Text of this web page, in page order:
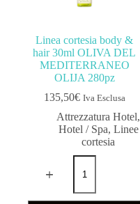
Linea cortesia body &
hair 30ml OLIVA DEL
MEDITERRANEO
OLIJA 280pz
135,50€ Iva Esclusa
Attrezzatura Hotel,
Hotel / Spa, Linee
cortesia